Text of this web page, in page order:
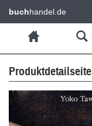
buchhandel.de
Produktdetailseite